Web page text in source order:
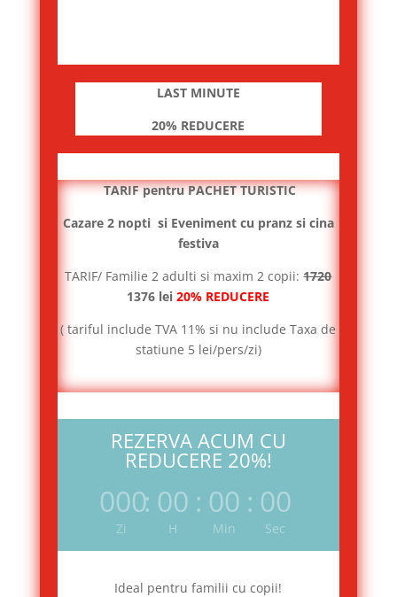
LAST MINUTE
20% REDUCERE
TARIF pentru PACHET TURISTIC
Cazare 2 nopti si Eveniment cu pranz si cina
festiva
TARIF/ Familie 2 adulti si maxim 2 copii:1720
1376 lei20% REDUCERE
( tariful include TVA 11% si nu include Taxa de
statiune 5 lei/pers/zi)
REZERVA ACUM CU
REDUCERE 20%!
000
Zi
: 00
H
: 00
Min
: 00
Sec
Ideal pentru familii cu copii!